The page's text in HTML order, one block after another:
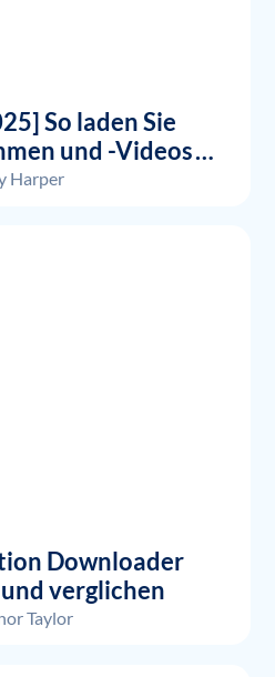
So laden Sie
und -Videos
Harper
Downloader
verglichen
Taylor